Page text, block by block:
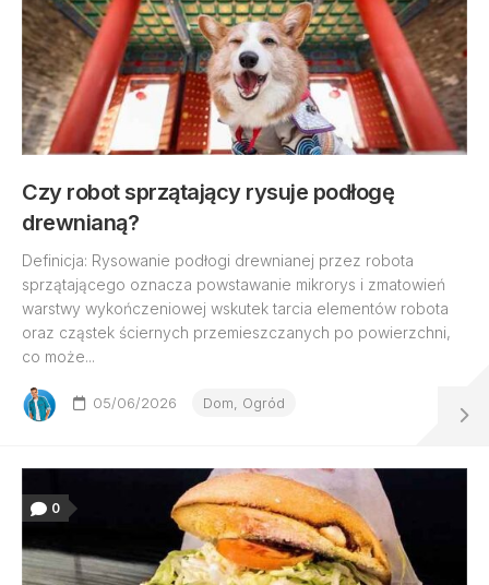
Czy robot sprzątający rysuje podłogę
drewnianą?
Definicja: Rysowanie podłogi drewnianej przez robota
sprzątającego oznacza powstawanie mikrorys i zmatowień
warstwy wykończeniowej wskutek tarcia elementów robota
oraz cząstek ściernych przemieszczanych po powierzchni,
co może...
05/06/2026 Dom, Ogród
0